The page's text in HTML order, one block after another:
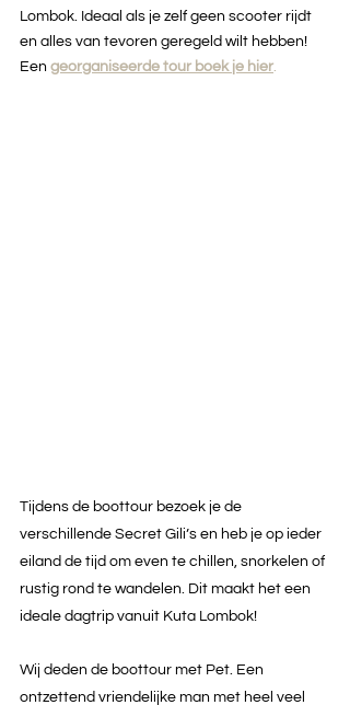
Lombok. Ideaal als je zelf geen scooter rijdt
en alles van tevoren geregeld wilt hebben!
Een georganiseerde tour boek je hier
Tijdens de boottour bezoek je de
verschillende Secret Gili’s en heb je op ieder
eiland de tijd om even te chillen, snorkelen of
rustig rond te wandelen. Dit maakt het een
ideale dagtrip vanuit Kuta Lombok!
Wij deden de boottour met Pet. Een
ontzettend vriendelijke man met heel veel